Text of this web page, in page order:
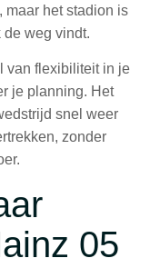
maar het stadion is
weg vindt.
van flexibiliteit in je
je planning. Het
snel weer
zonder
05